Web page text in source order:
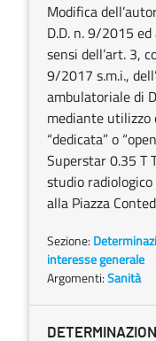
Modifica
D.D. n. 9/2015
sensi dell’art. 3,
9/2017 s.m.i.,
ambulatoriale di
mediante utilizzo
“dedicata” o
Superstar 0.35 T
studio
alla Piazza
Sezione:
interesse generale
Argomenti:Sanità